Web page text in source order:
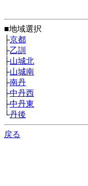
■地域選択
├京都
├乙訓
├山城北
├山城南
├南丹
├中丹西
├中丹東
└丹後
戻る